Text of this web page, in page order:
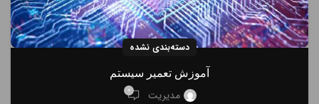
دسته‌بندی نشده
آموزش تعمیر سیستم
مدیریت 0